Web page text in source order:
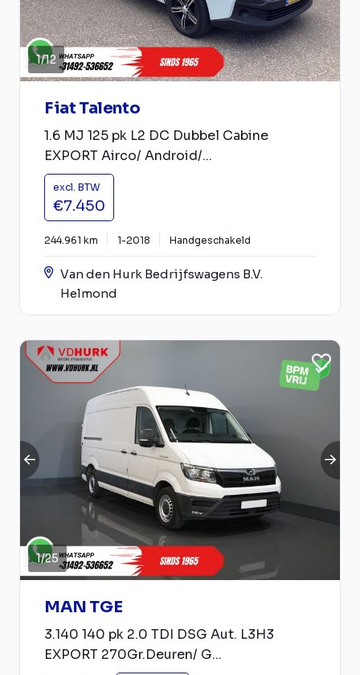
1/12
Fiat Talento
1.6 MJ 125 pk L2 DC Dubbel Cabine
EXPORT Airco/ Android/...
excl. BTW
€7.450
244.961 km 1-2018 Handgeschakeld
Van den Hurk Bedrijfswagens B.V.
Helmond
1/25
MAN TGE
3.140 140 pk 2.0 TDI DSG Aut. L3H3
EXPORT 270Gr.Deuren/ G...